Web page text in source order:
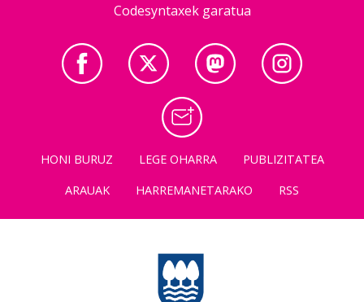
Codesyntaxek garatua
HONI BURUZ LEGE OHARRA
PUBLIZITATEA
ARAUAK
HARREMANETARAKO RSS